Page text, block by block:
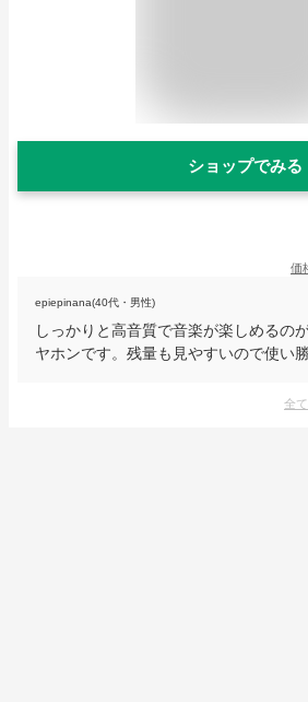
ショップでみる
価
epiepinana(40代・男性)
しっかりと高音質で音楽が楽しめるの
ヤホンです。残量も見やすいので使い
全